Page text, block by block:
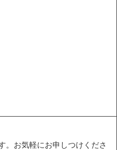
。お気軽にお申しつけくださ